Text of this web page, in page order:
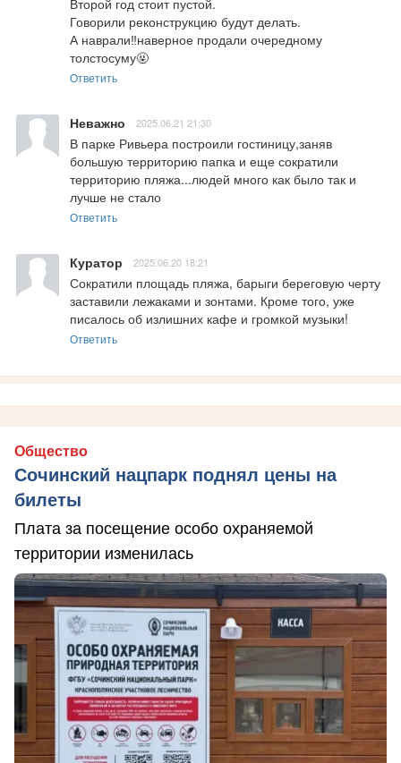
Второй год стоит пустой.
Говорили реконструкцию будут делать.
А наврали‼️наверное продали очередному
толстосуму🤬
Ответить
Неважно 2025.06.21 21:30
В парке Ривьера построили гостиницу,заняв
большую территорию папка и еще сократили
территорию пляжа...людей много как было так и
лучше не стало
Ответить
Куратор 2025.06.20 18:21
Сократили площадь пляжа, барыги береговую черту
заставили лежаками и зонтами. Кроме того, уже
писалось об излишних кафе и громкой музыки!
Ответить
Общество
Сочинский нацпарк поднял цены на
билеты
Плата за посещение особо охраняемой
территории изменилась